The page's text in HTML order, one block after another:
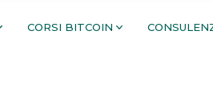
CORSI BITCOIN